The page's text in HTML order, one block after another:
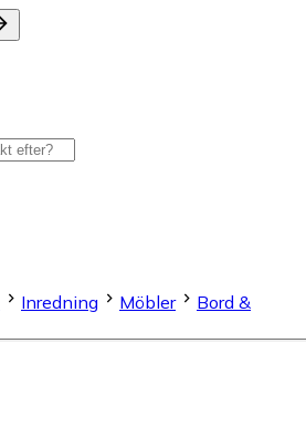
Inredning Möbler
Bord &